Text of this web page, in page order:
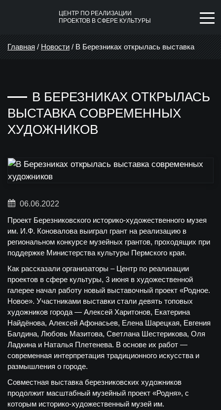
ЦЕНТР ПО РЕАЛИЗАЦИИ
ПРОЕКТОВ В СФЕРЕ КУЛЬТУРЫ
Главная / Новости / В Березниках открылась выставка
В БЕРЕЗНИКАХ ОТКРЫЛАСЬ
ВЫСТАВКА СОВРЕМЕННЫХ
ХУДОЖНИКОВ
06.06.2022
Проект Березниковского историко-художественного музея
им. И.Ф. Коновалова выиграл грант на реализацию в
региональном конкурсе музейных грантов, проходящих при
поддержке Министерства культуры Пермского края.
Как рассказали организаторы – Центр по реализации
проектов в сфере культуры, 3 июня в художественной
галерее начал работу новый выставочный проект «Родное.
Новое». Участниками выставки стали девять топовых
художников города — Алексей Харитонов, Екатерина
Найдёнова, Алексей Афонасьев, Елена Шарецкая, Евгения
Балдина, Любовь Мазитова, Светлана Шестерикова, Оля
Ладкина и Наталья Плетенева. В основе их работ —
современная интерпретация традиционного искусства и
размышления о городе.
Совместная выставка березниковских художников
продолжит масштабный музейный проект «Родня», с
которым историко-художественный музей им.